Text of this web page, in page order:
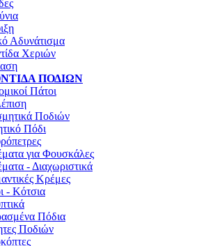
Αδυνάτισμα
Χεριών
ΠΟΔΙΏΝ
Πάτοι
Ποδιών
Πόδι
για Φουσκάλες
- Διαχωριστικά
Κρέμες
- Κότσια
Πόδια
Ποδιών